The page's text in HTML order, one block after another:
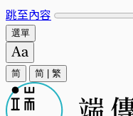
跳至內容
選單
简 简 繁